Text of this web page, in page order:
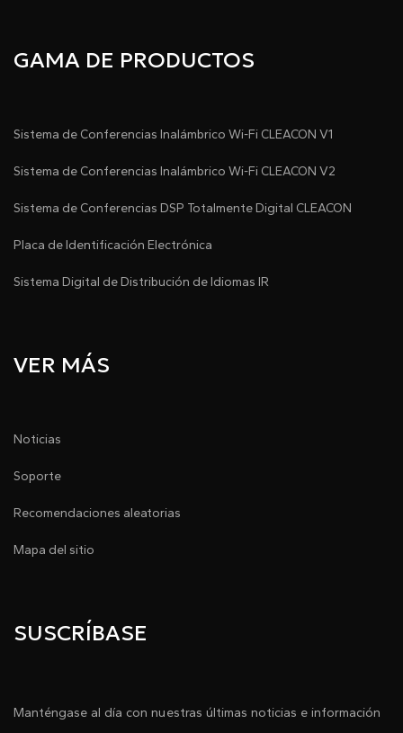
GAMA DE PRODUCTOS
Sistema de Conferencias Inalámbrico Wi-Fi CLEACON V1
Sistema de Conferencias Inalámbrico Wi-Fi CLEACON V2
Sistema de Conferencias DSP Totalmente Digital CLEACON
Placa de Identificación Electrónica
Sistema Digital de Distribución de Idiomas IR
VER MÁS
Noticias
Soporte
Recomendaciones aleatorias
Mapa del sitio
SUSCRÍBASE
Manténgase al día con nuestras últimas noticias e información